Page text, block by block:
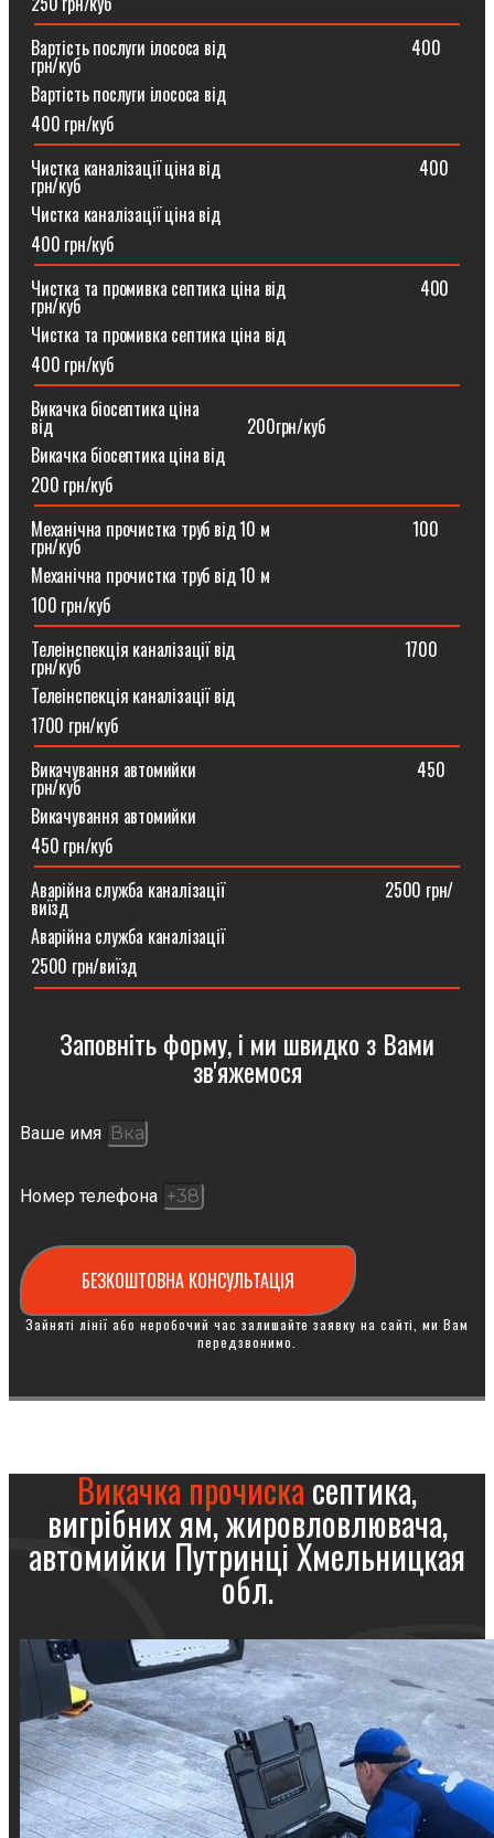
Вартість послуги ілососа від ⠀⠀⠀⠀⠀⠀⠀⠀⠀⠀⠀⠀⠀⠀400
грн/куб
Вартість послуги ілососа від
400 грн/куб
Чистка каналізації ціна від ⠀⠀⠀⠀⠀⠀⠀⠀⠀⠀⠀⠀⠀⠀⠀400
грн/куб
Чистка каналізації ціна від
400 грн/куб
Чистка та промивка септика ціна від ⠀⠀⠀⠀⠀⠀⠀⠀⠀⠀400
грн/куб
Чистка та промивка септика ціна від
400 грн/куб
Викачка біосептика ціна
від⠀⠀⠀⠀⠀⠀⠀⠀⠀⠀⠀⠀⠀⠀⠀200грн/куб
Викачка біосептика ціна від
200 грн/куб
Механічна прочистка труб від 10 м⠀⠀⠀⠀⠀⠀⠀⠀⠀⠀⠀100
грн/куб
Механічна прочистка труб від 10 м
100 грн/куб
Телеінспекція каналізації від⠀⠀⠀⠀⠀⠀⠀⠀⠀⠀⠀⠀⠀1700
грн/куб
Телеінспекція каналізації від
1700 грн/куб
Викачування автомийки⠀⠀⠀⠀⠀⠀⠀⠀⠀⠀⠀⠀⠀⠀⠀⠀⠀450
грн/куб
Викачування автомийки
450 грн/куб
Аварійна служба каналізації ⠀⠀⠀⠀⠀⠀⠀⠀⠀⠀⠀⠀2500 грн/
виїзд
Аварійна служба каналізації
2500 грн/виїзд
Заповніть форму, і ми швидко з Вами
зв'яжемося
Ваше имя
Номер телефона
БЕЗКОШТОВНА КОНСУЛЬТАЦІЯ
Зайняті лінії або неробочий час залишайте заявку на сайті, ми Вам
передзвонимо.
Викачка прочискасептика,
вигрібних ям, жировловлювача,
автомийки Путринці Хмельницкая
обл.